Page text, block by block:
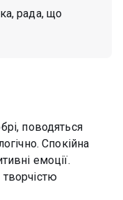
рада, що
поводяться
Спокійна
емоції.